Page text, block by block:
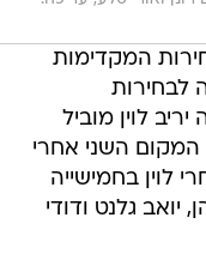
בבחירות המקדימות
לבחירות
הסיעה יריב לוין מוביל
השני אחרי
לוין בחמישייה
גלנט ודודי